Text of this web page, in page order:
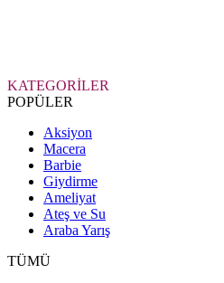
KATEGORİLER
POPÜLER
Aksiyon
Macera
Barbie
Giydirme
Ameliyat
Ateş ve Su
Araba Yarış
TÜMÜ